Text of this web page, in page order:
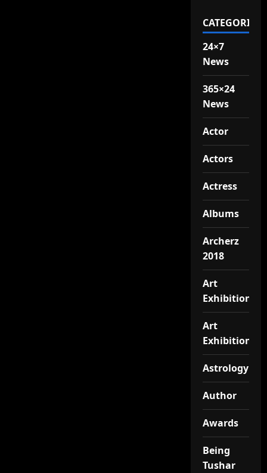
CATEGORIES
24×7
News
365×24
News
Actor
Actors
Actress
Albums
Archerz
2018
Art
Exhibition
Art
Exhibitionj
Astrology
Author
Awards
Being
Tushar